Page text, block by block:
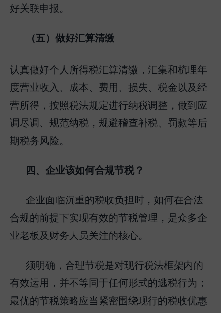
好关联申报。
（五）做好汇算清缴
认真做好个人所得税汇算清缴，汇集和梳理年
度营业收入、成本、费用、损失、税金以及经
营所得，按照税法规定进行纳税调整，做到应
调尽调、规范纳税，规避稽查补税、罚款等后
期税务风险。
四、企业该如何合规节税？
企业面临沉重的税收负担时，如何在合法
合规的前提下实现有效的节税管理，是众多企
业老板及财务人员关注的核心。
须明确，合理节税是对现行税法框架内的
有效运用，并不等同于任何形式的逃税行为；
最优的节税策略应当紧密围绕现行的税收优惠